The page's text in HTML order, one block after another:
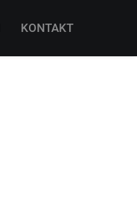
KONTAKT